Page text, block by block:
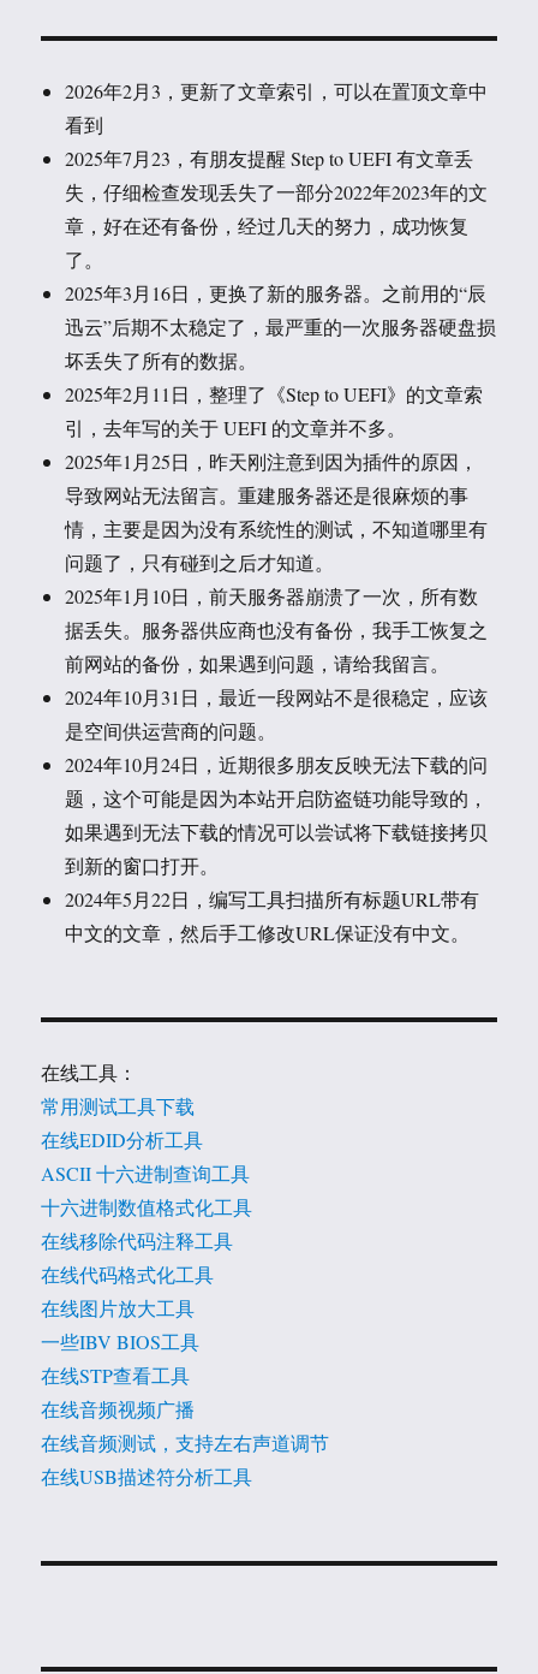
2026年2月3，更新了文章索引，可以在置顶文章中
看到
2025年7月23，有朋友提醒 Step to UEFI 有文章丢
失，仔细检查发现丢失了一部分2022年2023年的文
章，好在还有备份，经过几天的努力，成功恢复
了。
2025年3月16日，更换了新的服务器。之前用的“辰
迅云”后期不太稳定了，最严重的一次服务器硬盘损
坏丢失了所有的数据。
2025年2月11日，整理了《Step to UEFI》的文章索
引，去年写的关于 UEFI 的文章并不多。
2025年1月25日，昨天刚注意到因为插件的原因，
导致网站无法留言。重建服务器还是很麻烦的事
情，主要是因为没有系统性的测试，不知道哪里有
问题了，只有碰到之后才知道。
2025年1月10日，前天服务器崩溃了一次，所有数
据丢失。服务器供应商也没有备份，我手工恢复之
前网站的备份，如果遇到问题，请给我留言。
2024年10月31日，最近一段网站不是很稳定，应该
是空间供运营商的问题。
2024年10月24日，近期很多朋友反映无法下载的问
题，这个可能是因为本站开启防盗链功能导致的，
如果遇到无法下载的情况可以尝试将下载链接拷贝
到新的窗口打开。
2024年5月22日，编写工具扫描所有标题URL带有
中文的文章，然后手工修改URL保证没有中文。
在线工具：
常用测试工具下载
在线EDID分析工具
ASCII 十六进制查询工具
十六进制数值格式化工具
在线移除代码注释工具
在线代码格式化工具
在线图片放大工具
一些IBV BIOS工具
在线STP查看工具
在线音频视频广播
在线音频测试，支持左右声道调节
在线USB描述符分析工具